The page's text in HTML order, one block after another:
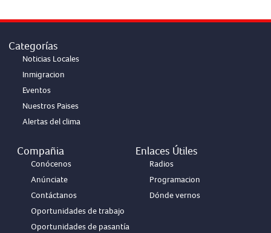
Categorías
Noticias Locales
Inmigracion
Eventos
Nuestros Paises
Alertas del clima
Compañia
Conócenos
Anúnciate
Contáctanos
Oportunidades de trabajo
Oportunidades de pasantía
Enlaces Útiles
Radios
Programacion
Dónde vernos